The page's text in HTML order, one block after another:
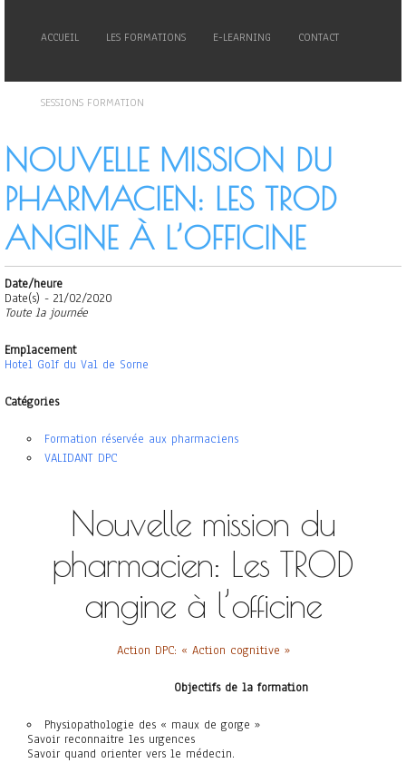
ACCUEIL LES FORMATIONS E-LEARNING CONTACT
SESSIONS FORMATION
NOUVELLE MISSION DU
PHARMACIEN: LES TROD
ANGINE À L’OFFICINE
Date/heure
Date(s) - 21/02/2020
Toute la journée
Emplacement
Hotel Golf du Val de Sorne
Catégories
Formation réservée aux pharmaciens
VALIDANT DPC
Nouvelle mission du
pharmacien: Les TROD
angine à l’officine
Action DPC: « Action cognitive »
Objectifs de la formation
Physiopathologie des « maux de gorge »
Savoir reconnaitre les urgences
Savoir quand orienter vers le médecin.